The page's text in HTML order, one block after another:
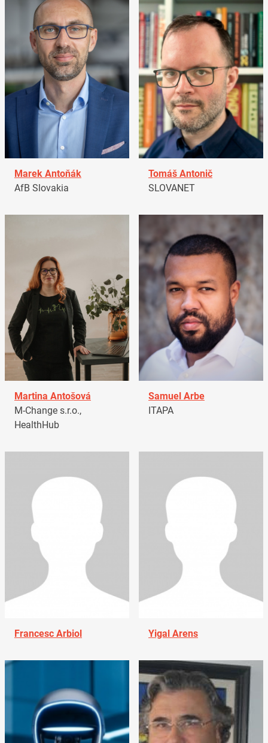
Marek Antoňák
AfB Slovakia
Tomáš Antonič
SLOVANET
Martina Antošová
M-Change s.r.o.,
HealthHub
Samuel Arbe
ITAPA
Francesc Arbiol Yigal Arens